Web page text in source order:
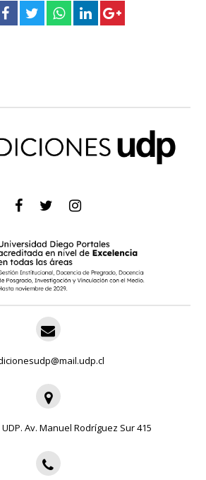
Av. Manuel Rodríguez Sur 415